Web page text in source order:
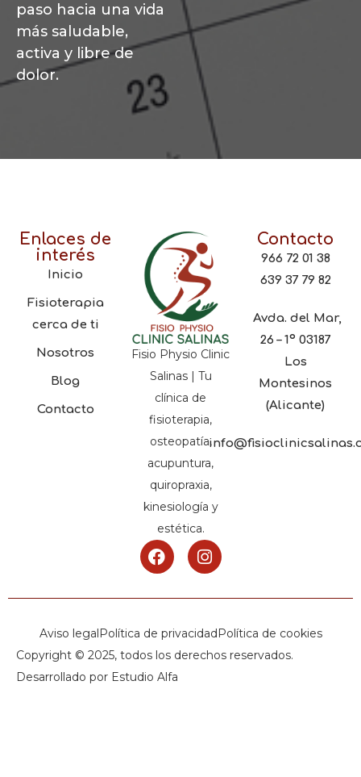
paso hacia una vida
más saludable,
activa y libre de
dolor.
Enlaces de
interés
Inicio
Fisioterapia
cerca de ti
Nosotros
Blog
Contacto
Fisio Physio Clinic
Salinas | Tu
clínica de
fisioterapia,
osteopatía,
acupuntura,
quiropraxia,
kinesiología y
estética.
Contacto
966 72 01 38
639 37 79 82
Avda. del Mar,
26 – 1º 03187
Los
Montesinos
(Alicante)
Aviso legalPolítica de privacidadPolítica de cookies
Copyright © 2025, todos los derechos reservados.
Desarrollado por Estudio Alfa